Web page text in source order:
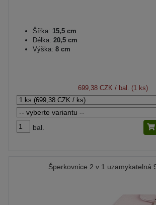
Šířka: 15,5 cm
Délka: 20,5 cm
Výška: 8 cm
699,38 CZK / bal. (1 ks)
bal.
Šperkovnice 2 v 1 uzamykatelná